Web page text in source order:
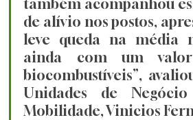
também acompanhou
de alívio nos postos,
leve queda na média
ainda com um
biocombustíveis”,
Unidades de
Mobilidade, Vinicios